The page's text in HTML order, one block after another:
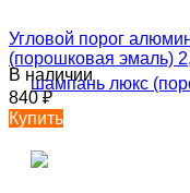
Угловой порог
(порошковая эмаль)
В наличии
840₽
Купить